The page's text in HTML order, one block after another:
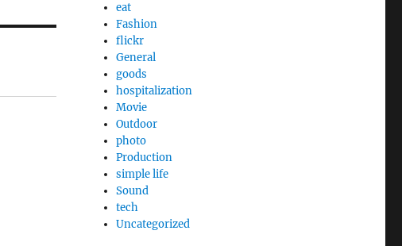
eat
Fashion
flickr
General
goods
hospitalization
Movie
Outdoor
photo
Production
simple life
Sound
tech
Uncategorized